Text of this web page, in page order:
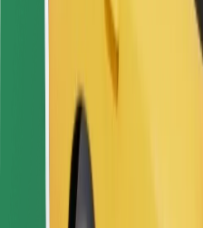
Autoparku
Restorāniem
Bolt for Business
Piegādātāji
Noteikumi un
Sīkdatnes